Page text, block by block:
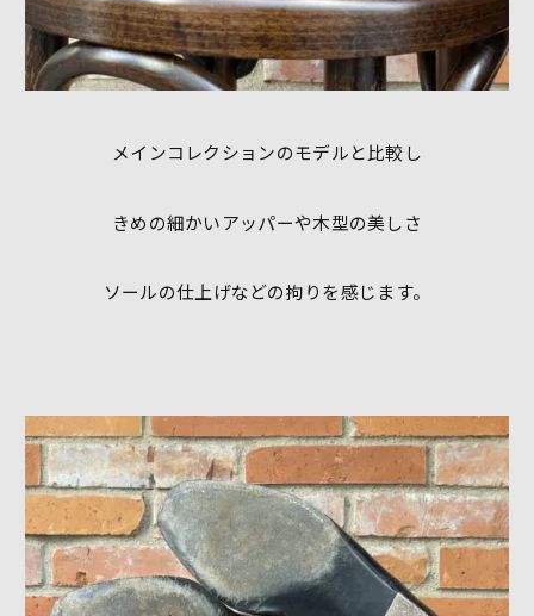
メインコレクションのモデルと比較し
きめの細かいアッパーや木型の美しさ
ソールの仕上げなどの拘りを感じます。